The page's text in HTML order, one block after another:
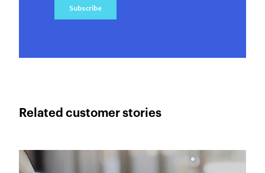
Related customer stories